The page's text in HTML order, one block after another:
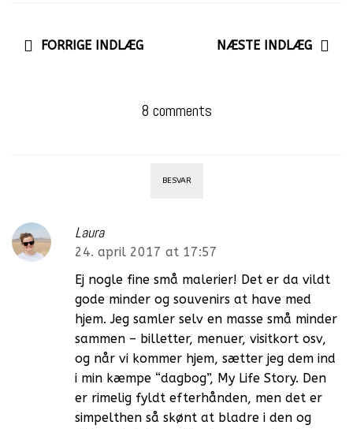
FORRIGE INDLÆG NÆSTE INDLÆG
8 comments
BESVAR
Laura
24. april 2017 at 17:57
Ej nogle fine små malerier! Det er da vildt
gode minder og souvenirs at have med
hjem. Jeg samler selv en masse små minder
sammen – billetter, menuer, visitkort osv,
og når vi kommer hjem, sætter jeg dem ind
i min kæmpe “dagbog”, My Life Story. Den
er rimelig fyldt efterhånden, men det er
simpelthen så skønt at bladre i den og